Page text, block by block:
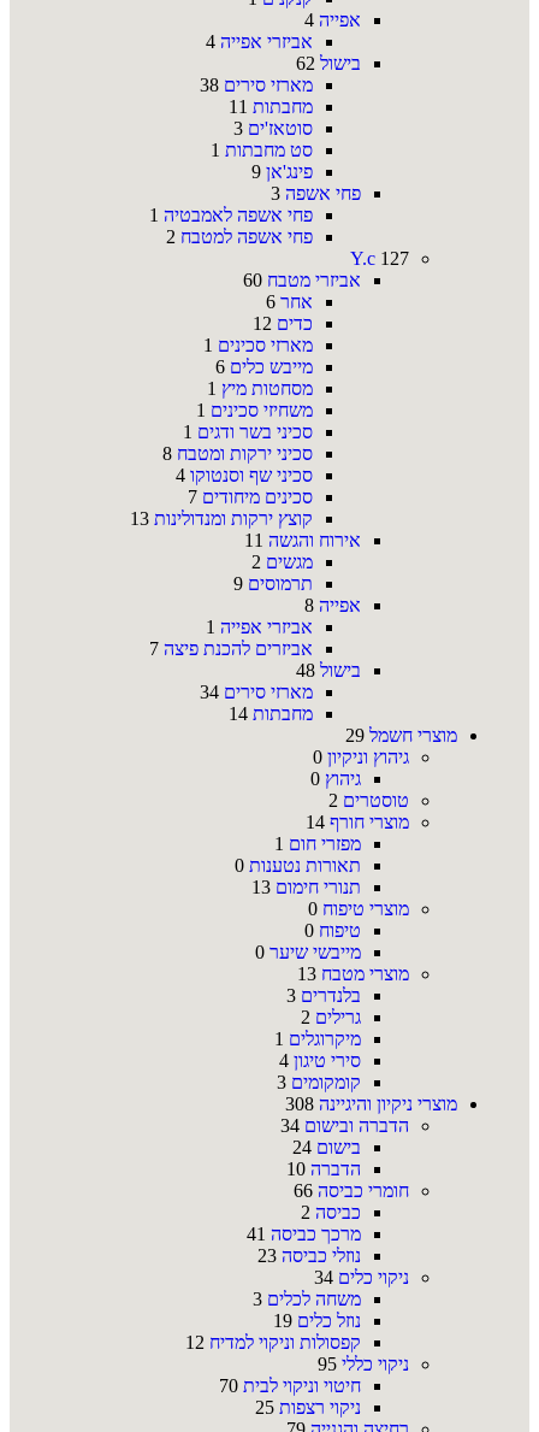
אפייה 4
אביזרי אפייה 4
בישול 62
מארזי סירים 38
מחבתות 11
סוטאז'ים 3
סט מחבתות 1
פינג'אן 9
פחי אשפה 3
פחי אשפה לאמבטיה 1
פחי אשפה למטבח 2
Y.c 127
אביזרי מטבח 60
אחר 6
כדים 12
מארזי סכינים 1
מייבש כלים 6
מסחטות מיץ 1
משחיזי סכינים 1
סכיני בשר ודגים 1
סכיני ירקות ומטבח 8
סכיני שף וסנטוקו 4
סכינים מיחודים 7
קוצץ ירקות ומנדולינות 13
אירוח והגשה 11
מגשים 2
תרמוסים 9
אפייה 8
אביזרי אפייה 1
אביזרים להכנת פיצה 7
בישול 48
מארזי סירים 34
מחבתות 14
מוצרי חשמל 29
גיהוץ וניקיון 0
גיהוץ 0
טוסטרים 2
מוצרי חורף 14
מפזרי חום 1
תאורות נטענות 0
תנורי חימום 13
מוצרי טיפוח 0
טיפוח 0
מייבשי שיער 0
מוצרי מטבח 13
בלנדרים 3
גרילים 2
מיקרוגלים 1
סירי טיגון 4
קומקומים 3
מוצרי ניקיון והיגיינה 308
הדברה ובישום 34
בישום 24
הדברה 10
חומרי כביסה 66
כביסה 2
מרכך כביסה 41
נוזלי כביסה 23
ניקוי כלים 34
משחה לכלים 3
נוזל כלים 19
קפסולות וניקוי למדיח 12
ניקוי כללי 95
חיטוי וניקוי לבית 70
ניקוי רצפות 25